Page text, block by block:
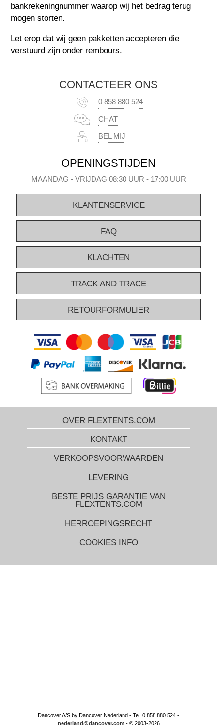
bankrekeningnummer waarop wij het bedrag terug
mogen storten.
Let erop dat wij geen pakketten accepteren die
verstuurd zijn onder rembours.
CONTACTEER ONS
0 858 880 524
CHAT
BEL MIJ
OPENINGSTIJDEN
MAANDAG - VRIJDAG 08:30 UUR - 17:00 UUR
KLANTENSERVICE
FAQ
KLACHTEN
TRACK AND TRACE
RETOURFORMULIER
OVER FLEXTENTS.COM
KONTAKT
VERKOOPSVOORWAARDEN
LEVERING
BESTE PRIJS GARANTIE VAN
FLEXTENTS.COM
HERROEPINGSRECHT
COOKIES INFO
Dancover A/S by Dancover Nederland - Tel. 0 858 880 524 -
nederland@dancover.com - © 2003-2026